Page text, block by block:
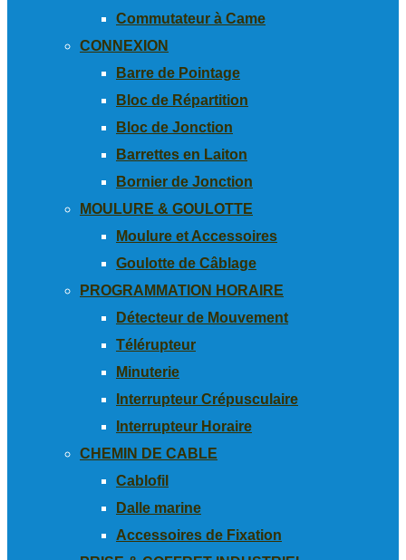
Commutateur à Came
CONNEXION
Barre de Pointage
Bloc de Répartition
Bloc de Jonction
Barrettes en Laiton
Bornier de Jonction
MOULURE & GOULOTTE
Moulure et Accessoires
Goulotte de Câblage
PROGRAMMATION HORAIRE
Détecteur de Mouvement
Télérupteur
Minuterie
Interrupteur Crépusculaire
Interrupteur Horaire
CHEMIN DE CABLE
Cablofil
Dalle marine
Accessoires de Fixation